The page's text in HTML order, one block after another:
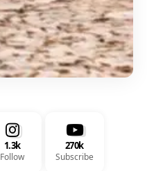
1.3k
Follow
270k
Subscribe